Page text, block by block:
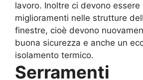
lavoro. Inoltre ci devono essere
miglioramenti nelle strutture
finestre, cioè devono
buona sicurezza e anche un
isolamento termico.
Serramenti